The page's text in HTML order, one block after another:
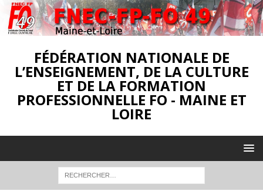
FÉDÉRATION NATIONALE DE
L’ENSEIGNEMENT, DE LA CULTURE
ET DE LA FORMATION
PROFESSIONNELLE FO - MAINE ET
LOIRE